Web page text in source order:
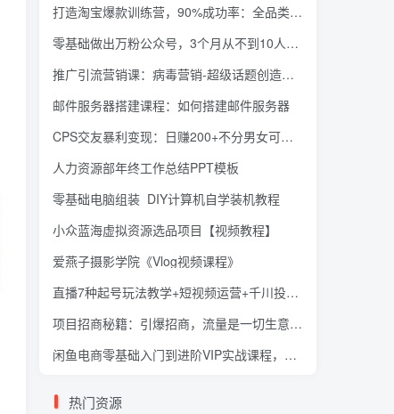
打造淘宝爆款训练营，90%成功率：全品类新品打爆方案
零基础做出万粉公众号，3个月从不到10人做到了4W+粉，业余月入3000-8000元
推广引流营销课：病毒营销-超级话题创造营，让你的营销像病毒一样传播
邮件服务器搭建课程：如何搭建邮件服务器
CPS交友暴利变现：日赚200+不分男女可操作附se粉引流玩法（视频教程）
人力资源部年终工作总结PPT模板
零基础电脑组装_DIY计算机自学装机教程
小众蓝海虚拟资源选品项目【视频教程】
爱燕子摄影学院《Vlog视频课程》
直播7种起号玩法教学+短视频运营+千川投流+主播培训全套教程资料包
项目招商秘籍：引爆招商，流量是一切生意的本质
闲鱼电商零基础入门到进阶VIP实战课程，帮助你掌握闲鱼电商所需的各项技能
热门资源